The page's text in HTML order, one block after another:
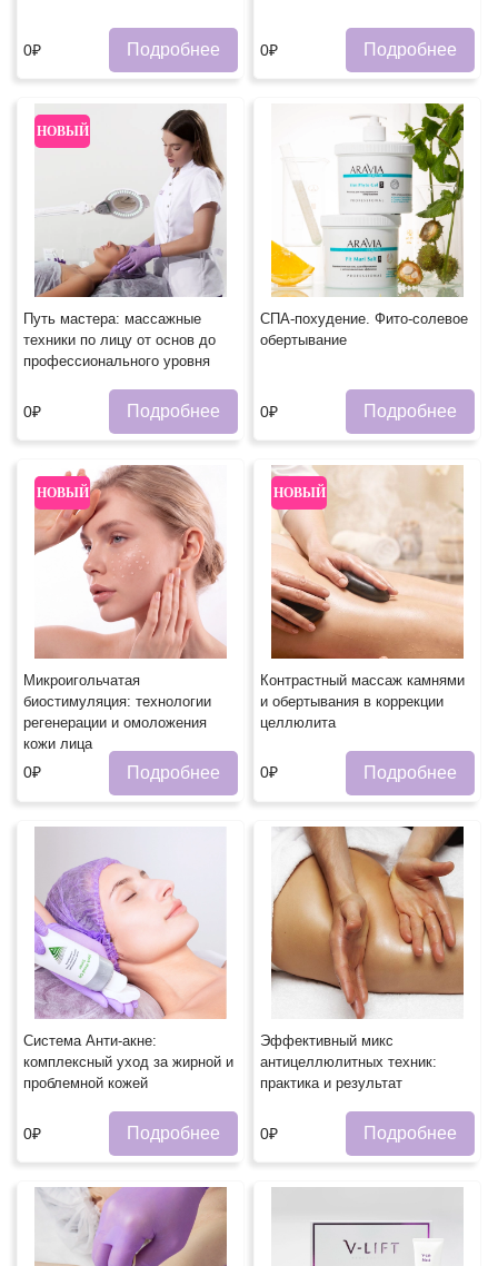
0₽ Подробнее 0₽ Подробнее
НОВЫЙ
Путь мастера: массажные
техники по лицу от основ до
профессионального уровня
0₽ Подробнее
СПА-похудение. Фито-солевое
обертывание
0₽ Подробнее
НОВЫЙ
Микроигольчатая
биостимуляция: технологии
регенерации и омоложения
кожи лица
0₽ Подробнее
НОВЫЙ
Контрастный массаж камнями
и обертывания в коррекции
целлюлита
0₽ Подробнее
Система Анти-акне:
комплексный уход за жирной и
проблемной кожей
0₽ Подробнее
Эффективный микс
антицеллюлитных техник:
практика и результат
0₽ Подробнее